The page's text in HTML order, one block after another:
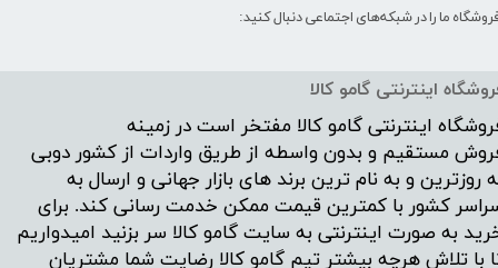
اینترنتی گامو کالا
اینترنتی گامو کالا مفتخر است در زمینه
مستقیم و بدون واسطه از طریق واردات از کشور دوبی
روزترین و به نام ترین برند های بازار جهانی و ارسال به
کشور با کمترین قیمت ممکن خدمت رسانی کند. برای
به صورت اینترنتی به سایت گامو کالا سر بزنید امیدواریم
با تلاش هرچه بیشتر تیم گامو کالا رضایت شما مشتریان
ما را در شبکه‌های اجتماعی دنبال کنید: